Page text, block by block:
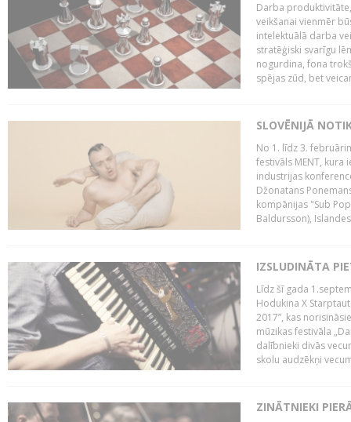
Darba
veikšanai vienmēr
intelektuālā darba
stratēģiski svarīgu
nogurdina, fona
spējas zūd, bet
SLOVĒNIJĀ
No 1. līdz 3.
festivāls MENT, kura
industrijas
Džonatans
kompānijas "Sub
Baldursson),
IZSLUDINĀTA
Līdz šī gada
Hodukina X
2017”, kas
mūzikas festivāla
dalībnieki divās
skolu audzēkņi
ZINĀTNIEKI